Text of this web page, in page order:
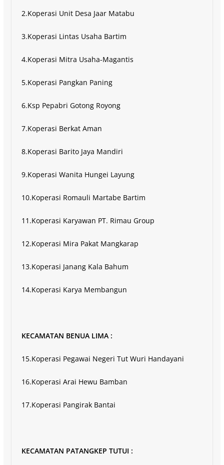
2.Koperasi Unit Desa Jaar Matabu
3.Koperasi Lintas Usaha Bartim
4.Koperasi Mitra Usaha-Magantis
5.Koperasi Pangkan Paning
6.Ksp Pepabri Gotong Royong
7.Koperasi Berkat Aman
8.Koperasi Barito Jaya Mandiri
9.Koperasi Wanita Hungei Layung
10.Koperasi Romauli Martabe Bartim
11.Koperasi Karyawan PT. Rimau Group
12.Koperasi Mira Pakat Mangkarap
13.Koperasi Janang Kala Bahum
14.Koperasi Karya Membangun
KECAMATAN BENUA LIMA :
15.Koperasi Pegawai Negeri Tut Wuri Handayani
16.Koperasi Arai Hewu Bamban
17.Koperasi Pangirak Bantai
KECAMATAN PATANGKEP TUTUI :